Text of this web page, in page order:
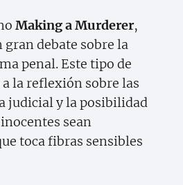
Making a Murderer,
gran debate sobre la
penal. Este tipo de
la reflexión sobre las
judicial y la posibilidad
sean
toca fibras sensibles